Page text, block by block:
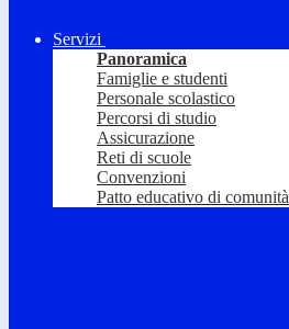
Servizi
Panoramica
Famiglie e studenti
Personale scolastico
Percorsi di studio
Assicurazione
Reti di scuole
Convenzioni
Patto educativo di comunità